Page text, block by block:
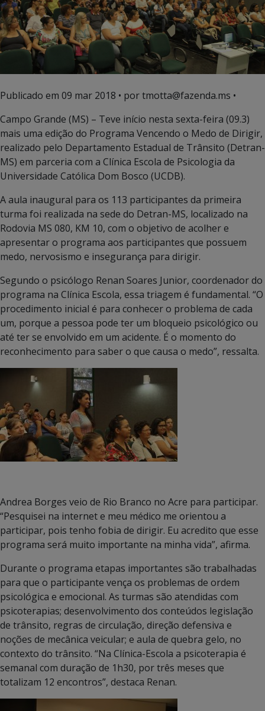
Publicado em 09 mar 2018 • por tmotta@fazenda.ms •
Campo Grande (MS) – Teve início nesta sexta-feira (09.3)
mais uma edição do Programa Vencendo o Medo de Dirigir,
realizado pelo Departamento Estadual de Trânsito (Detran-
MS) em parceria com a Clínica Escola de Psicologia da
Universidade Católica Dom Bosco (UCDB).
A aula inaugural para os 113 participantes da primeira
turma foi realizada na sede do Detran-MS, localizado na
Rodovia MS 080, KM 10, com o objetivo de acolher e
apresentar o programa aos participantes que possuem
medo, nervosismo e insegurança para dirigir.
Segundo o psicólogo Renan Soares Junior, coordenador do
programa na Clínica Escola, essa triagem é fundamental. “O
procedimento inicial é para conhecer o problema de cada
um, porque a pessoa pode ter um bloqueio psicológico ou
até ter se envolvido em um acidente. É o momento do
reconhecimento para saber o que causa o medo”, ressalta.
Andrea Borges veio de Rio Branco no Acre para participar.
“Pesquisei na internet e meu médico me orientou a
participar, pois tenho fobia de dirigir. Eu acredito que esse
programa será muito importante na minha vida”, afirma.
Durante o programa etapas importantes são trabalhadas
para que o participante vença os problemas de ordem
psicológica e emocional. As turmas são atendidas com
psicoterapias; desenvolvimento dos conteúdos legislação
de trânsito, regras de circulação, direção defensiva e
noções de mecânica veicular; e aula de quebra gelo, no
contexto do trânsito. “Na Clínica-Escola a psicoterapia é
semanal com duração de 1h30, por três meses que
totalizam 12 encontros”, destaca Renan.